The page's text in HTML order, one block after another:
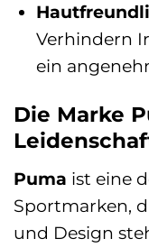
Verhindern
ein
Die Marke
Puma ist eine
Sportmarken,
und Design